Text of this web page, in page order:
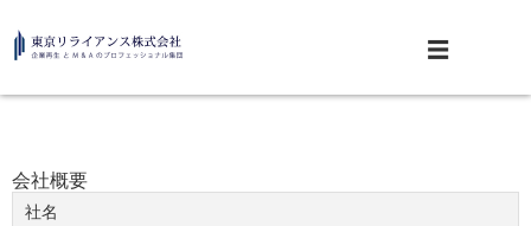
会社概要
社名